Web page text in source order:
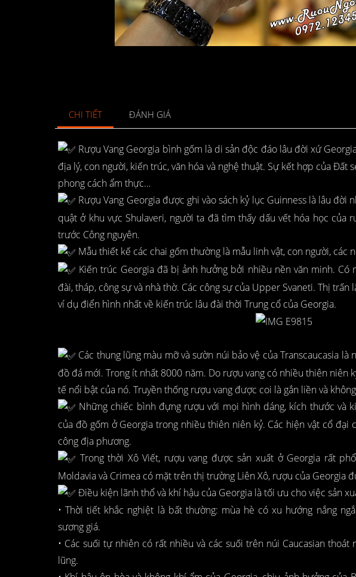
CHI TIẾT ĐÁNH GIÁ
Rượu Vang Georgia bình gốm là di sản độc đáo lâu đời xứ
địa lý, con người, kiến trúc, văn hóa và nghệ thuật. Sự kết hợp của Đất
phong cách ẩm thực…
Rượu Vang Georgia được ghi vào sách kỷ lục Guinness là lâu đời
quật ở khu vực Shulaveri, người ta đã tìm thấy dấu vết hóa học của
trước Công nguyên.
Mẫu thiết kế các chai gốm thường là mẫu linh vật, con người, các
Kiến trúc Georgia đã bị ảnh hưởng bởi nhiều nền văn minh.
đài, tháp, công sự và nhà thờ. Các công sự của Upper Svaneti. Thị
ví dụ điển hình nhất về kiến trúc lâu đài thời Trung cổ của Georgia.
Các thung lũng màu mỡ và sườn núi bảo vệ của Transcaucasia
đồ đá mới. Trong ít nhất 8000 năm. Do rượu vang có nhiều thiên niên
tế nổi bật của nó. Truyền thống rượu vang được coi là gắn liền và
Những chiếc bình đựng rượu với mọi hình dáng, kích thước và
của đồ gốm ở Georgia trong nhiều thiên niên kỷ. Các hiện vật cổ đại
công địa phương.
Trong thời Xô Viết, rượu vang được sản xuất ở Georgia rất
Moldavia và Crimea có mặt trên thị trường Liên Xô, rượu của Georgia
Điều kiện lãnh thổ và khí hậu của Georgia là tối ưu cho việc sản
• Thời tiết khắc nghiệt là bất thường: mùa hè có xu hướng nắng
sương giá.
• Các suối tự nhiên có rất nhiều và các suối trên núi Caucasian thoát
lũng.